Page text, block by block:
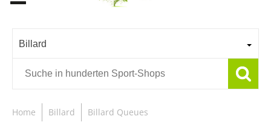
Billard
Home Billard Billard Queues